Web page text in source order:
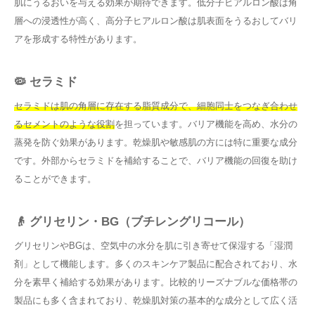
肌にうるおいを与える効果が期待できます。低分子ヒアルロン酸は角
層への浸透性が高く、高分子ヒアルロン酸は肌表面をうるおしてバリ
アを形成する特性があります。
🦠 セラミド
セラミドは肌の角層に存在する脂質成分で、細胞同士をつなぎ合わせ
るセメントのような役割を担っています。バリア機能を高め、水分の
蒸発を防ぐ効果があります。乾燥肌や敏感肌の方には特に重要な成分
です。外部からセラミドを補給することで、バリア機能の回復を助け
ることができます。
👴 グリセリン・BG（ブチレングリコール）
グリセリンやBGは、空気中の水分を肌に引き寄せて保湿する「湿潤
剤」として機能します。多くのスキンケア製品に配合されており、水
分を素早く補給する効果があります。比較的リーズナブルな価格帯の
製品にも多く含まれており、乾燥肌対策の基本的な成分として広く活